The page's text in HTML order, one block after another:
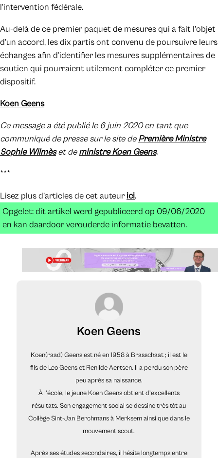
l’intervention fédérale.
Au-delà de ce premier paquet de mesures qui a fait l’objet
d’un accord, les dix partis ont convenu de poursuivre leurs
échanges afin d’identifier les mesures supplémentaires de
soutien qui pourraient utilement compléter ce premier
dispositif.
Koen Geens
Ce message a été publié le 6 juin 2020 en tant que
communiqué de presse sur le site dePremière Ministre
Sophie Wilmèset deministre Koen Geens.
***
Lisez plus d’articles de cet auteur ici.
Opgelet: dit artikel werd gepubliceerd op 09/06/2020
en kan daardoor verouderde informatie bevatten.
Koen Geens
Koen(raad) Geens est né en 1958 à Brasschaat ; il est le
fils de Leo Geens et Renilde Aertsen. Il a perdu son père
peu après sa naissance.
À l'école, le jeune Koen Geens obtient d'excellents
résultats. Son engagement social se dessine très tôt au
Collège Sint-Jan Berchmans à Merksem ainsi que dans le
mouvement scout.
Après ses études secondaires, il hésite longtemps entre